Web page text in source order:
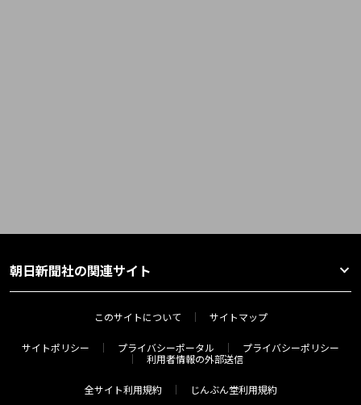
朝日新聞社の関連サイト
このサイトについて サイトマップ
サイトポリシー プライバシーポータル
プライバシーポリシー
利用者情報の外部送信
全サイト利用規約 じんぶん堂利用規約